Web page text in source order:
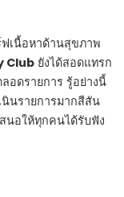
ฟเนื้อหาด้านสุขภาพ
Club ยังได้สอดแทรก
อดรายการ รู้อย่างนี้
นินรายการมากสีสัน
นอให้ทุกคนได้รับฟัง